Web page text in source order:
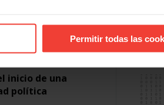
Permitir todas las
inicio de una
política